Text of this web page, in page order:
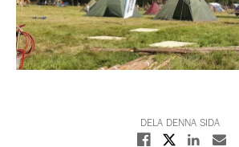
DELA DENNA SIDA
Dela på Facebook
Dela på XDela på
Dela